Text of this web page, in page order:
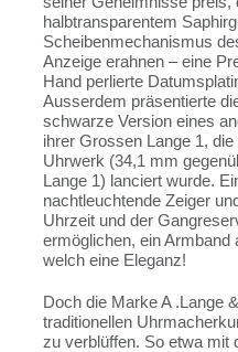
halbtransparentem
Scheibenmechanismus
Anzeige erahnen – eine
Hand perlierte
Ausserdem präsentierte
schwarze Version eines
ihrer Grossen Lange 1,
Uhrwerk (34,1 mm
Lange 1) lanciert wurde.
nachtleuchtende Zeiger
Uhrzeit und der
ermöglichen, ein
welch eine Eleganz!
Doch die Marke A .Lange
traditionellen
zu verblüffen. So etwa mit